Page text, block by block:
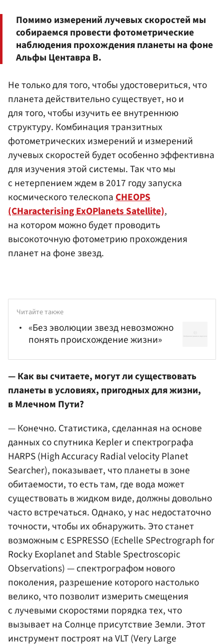
Помимо измерений лучевых скоростей мы
собираемся провести фотометрические
наблюдения прохождения планеты на фоне
Альфы Центавра В.
Не только для того, чтобы удостовериться, что
планета действительно существует, но и
для того, чтобы изучить ее внутреннюю
структуру. Комбинация транзитных
фотометрических измерений и измерений
лучевых скоростей будет особенно эффективна
для изучения этой системы. Так что мы
с нетерпением ждем в 2017 году запуска
космического телескопаCHEOPS
(CHaracterising ExOPlanets Satellite),
на котором можно будет проводить
высокоточную фотометрию прохождения
планет на фоне звезд.
Читайте также
«Без эволюции звезд невозможно
понять происхождение жизни»
— Как вы считаете, могут ли существовать
планеты в условиях, пригодных для жизни,
в Млечном Пути?
— Конечно. Статистика, сделанная на основе
данных со спутника Kepler и спектрографа
HARPS (High Accuracy Radial velocity Planet
Searcher), показывает, что планеты в зоне
обитаемости, то есть там, где вода может
существовать в жидком виде, должны довольно
часто встречаться. Однако, у нас недостаточно
точности, чтобы их обнаружить. Это станет
возможным с ESPRESSO (Echelle SPectrograph for
Rocky Exoplanet and Stable Spectroscopic
Observations) — спектрографом нового
поколения, разрешение которого настолько
велико, что позволит измерить смещения
с лучевыми скоростями порядка тех, что
вызывает на Солнце присутствие Земли. Этот
инструмент построят на VLT (Very Large